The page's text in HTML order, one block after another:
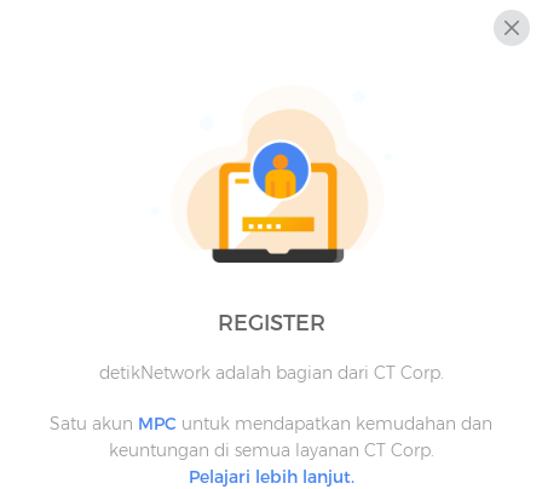
REGISTER
detikNetwork adalah bagian dari CT Corp.
Satu akun MPC untuk mendapatkan kemudahan dan
keuntungan di semua layanan CT Corp.
Pelajari lebih lanjut.